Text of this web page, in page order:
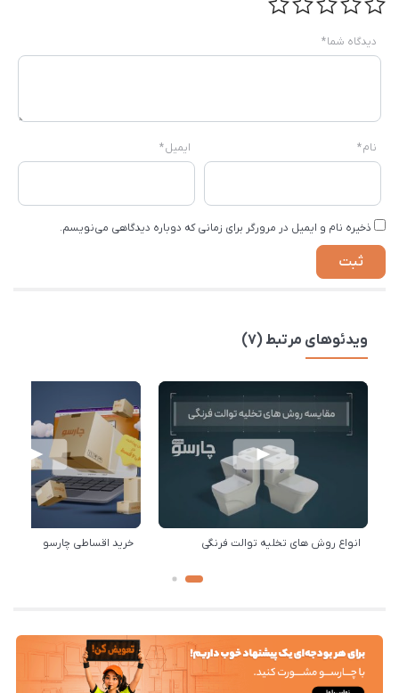
دیدگاه شما*
نام* ایمیل*
ذخیره نام و ایمیل در مرورگر برای زمانی که دوباره دیدگاهی می‌نویسم.
ویدئوهای مرتبط (7)
انواع روش های تخلیه توالت فرنگی خرید اقساطی چارسو